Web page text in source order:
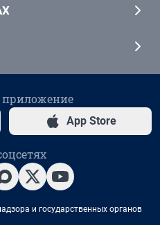
App Store
и государственных органов